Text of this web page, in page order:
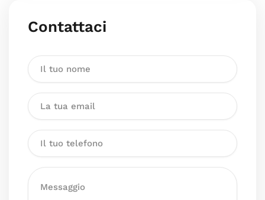
Contattaci